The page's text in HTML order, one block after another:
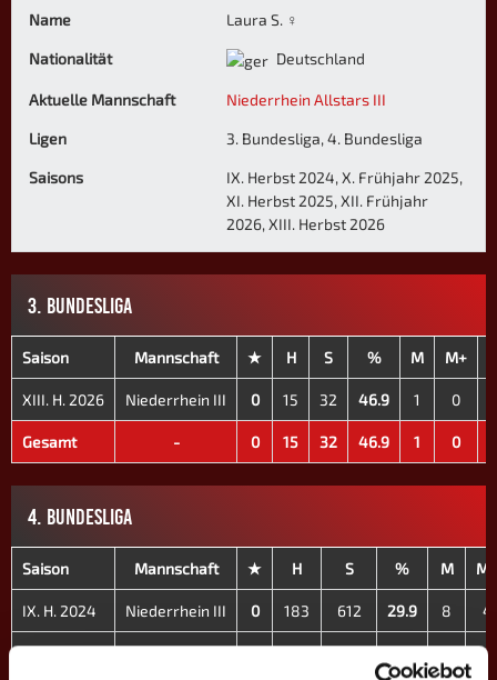
Name Laura S. ♀
Nationalität Deutschland
Aktuelle Mannschaft Niederrhein Allstars III
Ligen 3. Bundesliga, 4. Bundesliga
Saisons
IX. Herbst 2024, X. Frühjahr 2025,
XI. Herbst 2025, XII. Frühjahr
2026, XIII. Herbst 2026
3. BUNDESLIGA
Saison Mannschaft ★ H S % M M+
XIII. H. 2026 Niederrhein III 0 15 32 46.9 1 0
Gesamt - 0 15 32 46.9 1 0
4. BUNDESLIGA
Saison Mannschaft ★ H S % M M+
IX. H. 2024 Niederrhein III 0 183 612 29.9 8 4
X. Fr. 2025 Niederrhein III 0 132 427 30.9 6 4